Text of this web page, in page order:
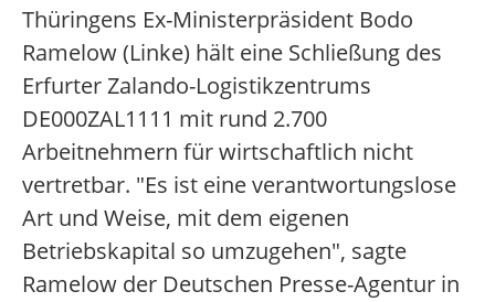
Thüringens Ex-Ministerpräsident Bodo
Ramelow (Linke) hält eine Schließung des
Erfurter Zalando-Logistikzentrums
DE000ZAL1111 mit rund 2.700
Arbeitnehmern für wirtschaftlich nicht
vertretbar. "Es ist eine verantwortungslose
Art und Weise, mit dem eigenen
Betriebskapital so umzugehen", sagte
Ramelow der Deutschen Presse-Agentur in